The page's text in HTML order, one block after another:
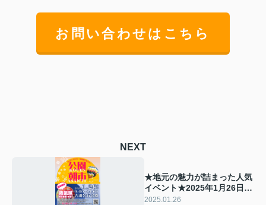
お問い合わせはこちら
NEXT
★地元の魅力が詰まった人気
イベント★2025年1月26日開
催！古河市「公園朝市」徹底
2025.01.26